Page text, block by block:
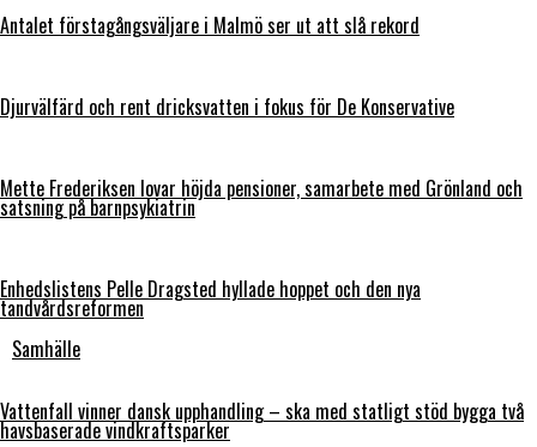
Antalet förstagångsväljare i Malmö ser ut att slå rekord
Djurvälfärd och rent dricksvatten i fokus för De Konservative
Mette Frederiksen lovar höjda pensioner, samarbete med Grönland och
satsning på barnpsykiatrin
Enhedslistens Pelle Dragsted hyllade hoppet och den nya
tandvårdsreformen
Samhälle
Vattenfall vinner dansk upphandling – ska med statligt stöd bygga två
havsbaserade vindkraftsparker